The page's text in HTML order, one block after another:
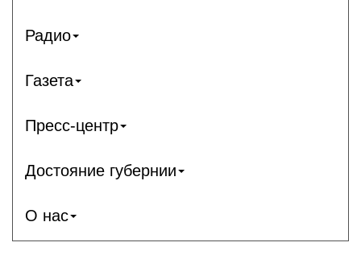
Радио
Газета
Пресс-центр
Достояние губернии
О нас